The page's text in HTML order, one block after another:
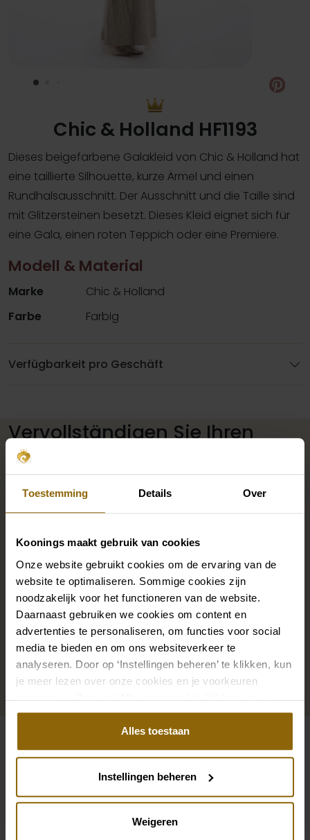
Toestemming Details Over
Koonings maakt gebruik van cookies
Onze website gebruikt cookies om de ervaring van de
website te optimaliseren. Sommige cookies zijn
noodzakelijk voor het functioneren van de website.
Daarnaast gebruiken we cookies om content en
advertenties te personaliseren, om functies voor social
media te bieden en om ons websiteverkeer te
analyseren. Door op ‘Instellingen beheren’ te klikken, kun
je meer lezen over onze cookies en je voorkeuren
aanpassen. Door op ‘Alles toestaan’ te klikken, ga je
akkoord met het gebruik van alle cookies.
Alles toestaan
Instellingen beheren
Weigeren
Chic & Holland HF1193
Dieses beigefarbene Galakleid von Chic & Holland hat
eine taillierte Silhouette, kurze Ärmel und einen
Rundhalsausschnitt. Der Ausschnitt und die Taille sind
mit Glitzersteinen besetzt. Dieses Kleid eignet sich für
eine Gala, einen roten Teppich oder eine Premiere.
Modell & Material
Marke
Chic & Holland
Farbe
Farbig
Verfügbarkeit pro Geschäft
Vervollständigen Sie Ihren
Brautlook
Ohrringe, die genau zu deinem Brautkleid passen, oder
ein wunderschöner Schleier, Haarband oder
Haarnadel für deine Brautfrisur: Dein Brautlook ist erst
mit passenden Accessoires komplett. In unserem
großen Accessoire-Shop mit Accessoires für Braut
und Bräutigam findest du die perfekte Ergänzung zu
deinem Kleid oder Hochzeitsanzug.
Zu den Accessoires
Siehe auch
Pronovias FiÃ “sta Kollektion Atos Style
Pinterest
Chic & Holland 860
Sonia Pena 11230034
Pinterest
Blumenmädchen